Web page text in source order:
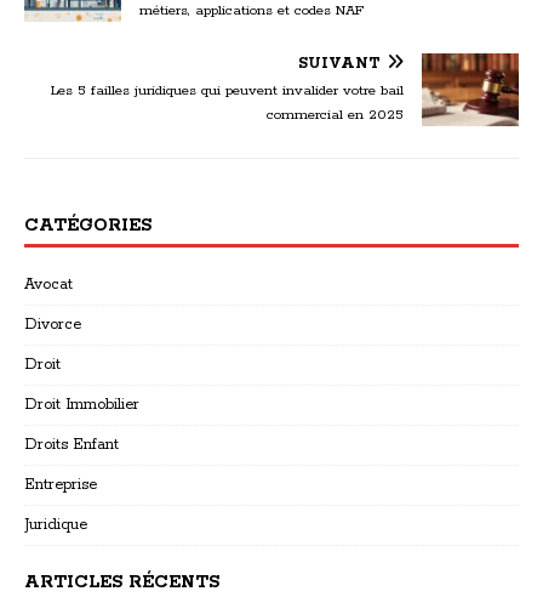
métiers, applications et codes NAF
SUIVANT
Les 5 failles juridiques qui peuvent invalider votre bail
commercial en 2025
CATÉGORIES
Avocat
Divorce
Droit
Droit Immobilier
Droits Enfant
Entreprise
Juridique
ARTICLES RÉCENTS